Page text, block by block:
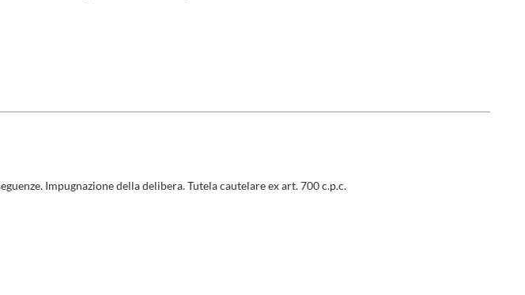
Impugnazione della delibera. Tutela cautelare ex art. 700 c.p.c.